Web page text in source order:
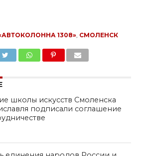
1308», СМОЛЕНСК
школы искусств Смоленска
подписали соглашение